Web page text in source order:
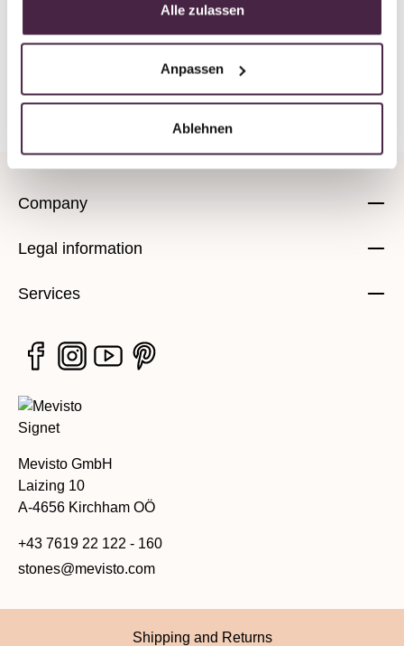
Alle zulassen
Anpassen
Ablehnen
Back to overview
Company
Legal information
Services
Mevisto GmbH
Laizing 10
A-4656 Kirchham OÖ
+43 7619 22 122 - 160
stones@mevisto.com
Shipping and Returns